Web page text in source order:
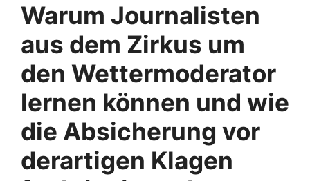
Warum Journalisten
aus dem Zirkus um
den Wettermoderator
lernen können und wie
die Absicherung vor
derartigen Klagen